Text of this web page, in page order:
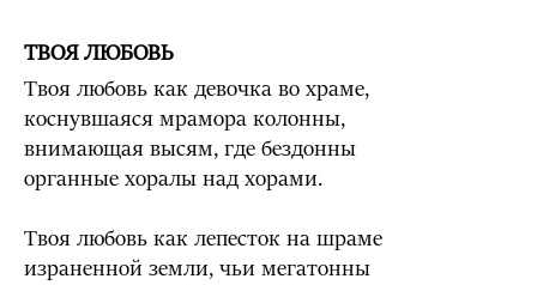
ТВОЯ ЛЮБОВЬ
Твоя любовь как девочка во храме,
коснувшаяся мрамора колонны,
внимающая высям, где бездонны
органные хоралы над хорами.
Твоя любовь как лепесток на шраме
израненной земли, чьи мегатонны